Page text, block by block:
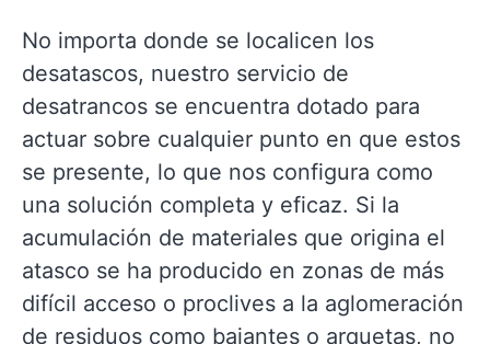
No importa donde se localicen los
desatascos, nuestro servicio de
desatrancos se encuentra dotado para
actuar sobre cualquier punto en que estos
se presente, lo que nos configura como
una solución completa y eficaz. Si la
acumulación de materiales que origina el
atasco se ha producido en zonas de más
difícil acceso o proclives a la aglomeración
de residuos como bajantes o arquetas, no